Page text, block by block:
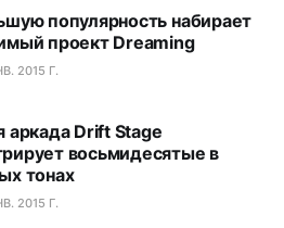
популярность набирает
проект Dreaming
2015 Г.
аркада Drift Stage
восьмидесятые в
тонах
2015 Г.